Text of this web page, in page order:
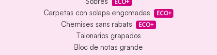
Carpetas con solapa engomadas ECO+
Chemises sans rabats ECO+
Talonarios grapados
Bloc de notas grande